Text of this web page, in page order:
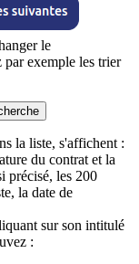
le
par exemple les trier
la liste, s'affichent :
du contrat et la
précisé, les 200
la date de
sur son intitulé
: